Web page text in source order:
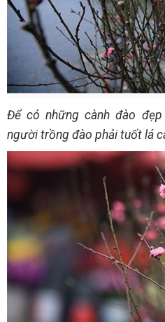
Để có những cành đào
người trồng đào phải tuốt lá